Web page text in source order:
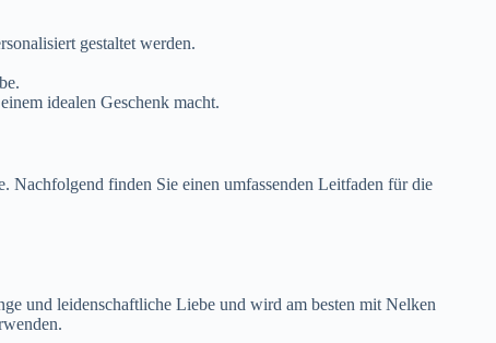
gestaltet werden.
idealen Geschenk macht.
Nachfolgend finden Sie einen umfassenden Leitfaden für die
und leidenschaftliche Liebe und wird am besten mit Nelken